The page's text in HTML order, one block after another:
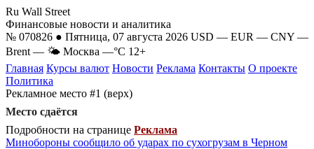
Ru Wall Street
Финансовые новости и аналитика
№ 070826 ● Пятница, 07 августа 2026 USD — EUR — CNY —
Brent — 🌤 Москва —°C 12+
Главная Курсы валют Новости Реклама Контакты О проекте
Политика
Рекламное место #1 (верх)
Место сдаётся
Подробности на странице Реклама
Минобороны сообщило об ударах по сухогрузам в Черном